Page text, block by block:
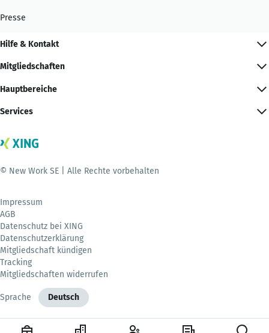
Presse
Hilfe & Kontakt
Mitgliedschaften
Hauptbereiche
Services
© New Work SE | Alle Rechte vorbehalten
Impressum
AGB
Datenschutz bei XING
Datenschutzerklärung
Mitgliedschaft kündigen
Tracking
Mitgliedschaften widerrufen
Sprache Deutsch